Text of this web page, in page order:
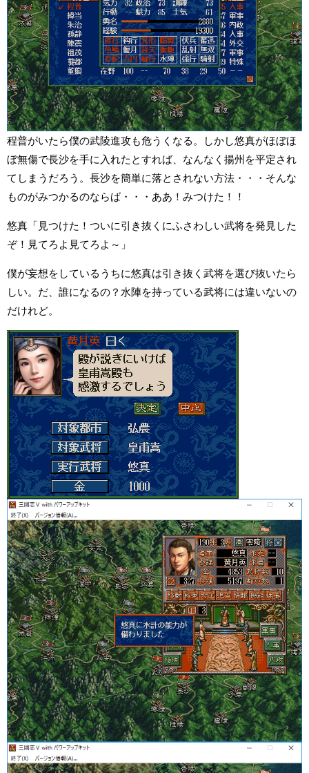
程普がいたら僕の武陵進攻も危うくなる。しかし悠真がほぼほ
ぼ無傷で長沙を手に入れたとすれば、なんなく揚州を平定され
てしまうだろう。長沙を簡単に落とされない方法・・・そんな
ものがみつかるのならば・・・ああ！みつけた！！
悠真「見つけた！ついに引き抜くにふさわしい武将を発見した
ぞ！見てろよ見てろよ～」
僕が妄想をしているうちに悠真は引き抜く武将を選び抜いたら
しい。だ、誰になるの？水陣を持っている武将には違いないの
だけれど。